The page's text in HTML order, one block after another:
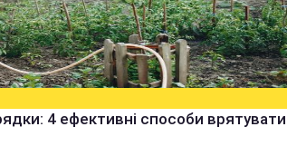
4 ефективні способи врятувати